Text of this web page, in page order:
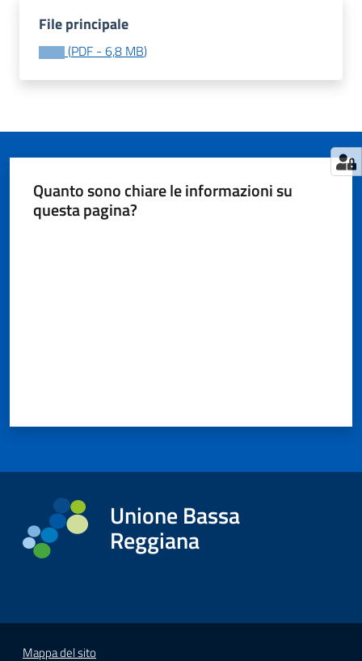
argomenti...
su
File principale
(PDF - 6,8 MB)
Quanto sono chiare le informazioni su
questa pagina?
Unione Bassa
Reggiana
Mappa del sito